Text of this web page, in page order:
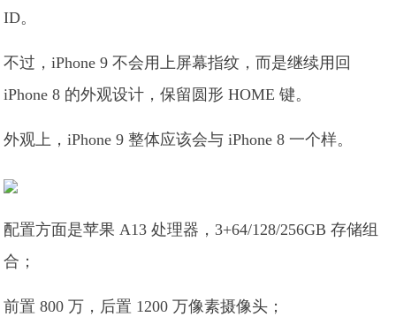
ID。
不过，iPhone 9 不会用上屏幕指纹，而是继续用回
iPhone 8 的外观设计，保留圆形 HOME 键。
外观上，iPhone 9 整体应该会与 iPhone 8 一个样。
配置方面是苹果 A13 处理器，3+64/128/256GB 存储组
合；
前置 800 万，后置 1200 万像素摄像头；